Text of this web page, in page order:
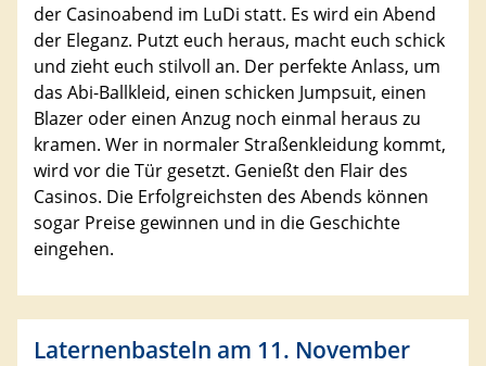
der Casinoabend im LuDi statt. Es wird ein Abend
der Eleganz. Putzt euch heraus, macht euch schick
und zieht euch stilvoll an. Der perfekte Anlass, um
das Abi-Ballkleid, einen schicken Jumpsuit, einen
Blazer oder einen Anzug noch einmal heraus zu
kramen. Wer in normaler Straßenkleidung kommt,
wird vor die Tür gesetzt. Genießt den Flair des
Casinos. Die Erfolgreichsten des Abends können
sogar Preise gewinnen und in die Geschichte
eingehen.
Laternenbasteln am 11. November